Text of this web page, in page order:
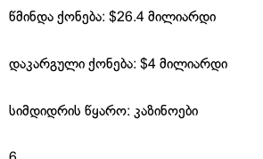
წმინდა ქონება: $26.4 მილიარდი
დაკარგული ქონება: $4 მილიარდი
სიმდიდრის წყარო: კაზინოები